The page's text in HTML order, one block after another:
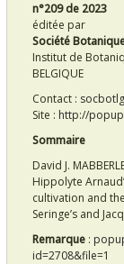
n°209 de 2023
éditée par
Société
Institut de
BELGIQUE
Contact :
Site : http://
Sommaire
David J.
Hippolyte
cultivation and
Seringe’s and
Remarque:
id=2708&file=1